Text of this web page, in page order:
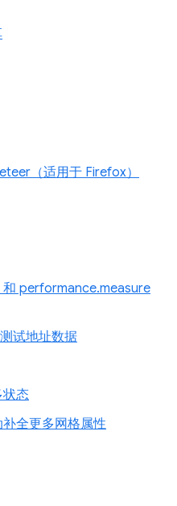
（适用于 Firefox）
performance.measure
试地址数据
状态
补全更多网格属性